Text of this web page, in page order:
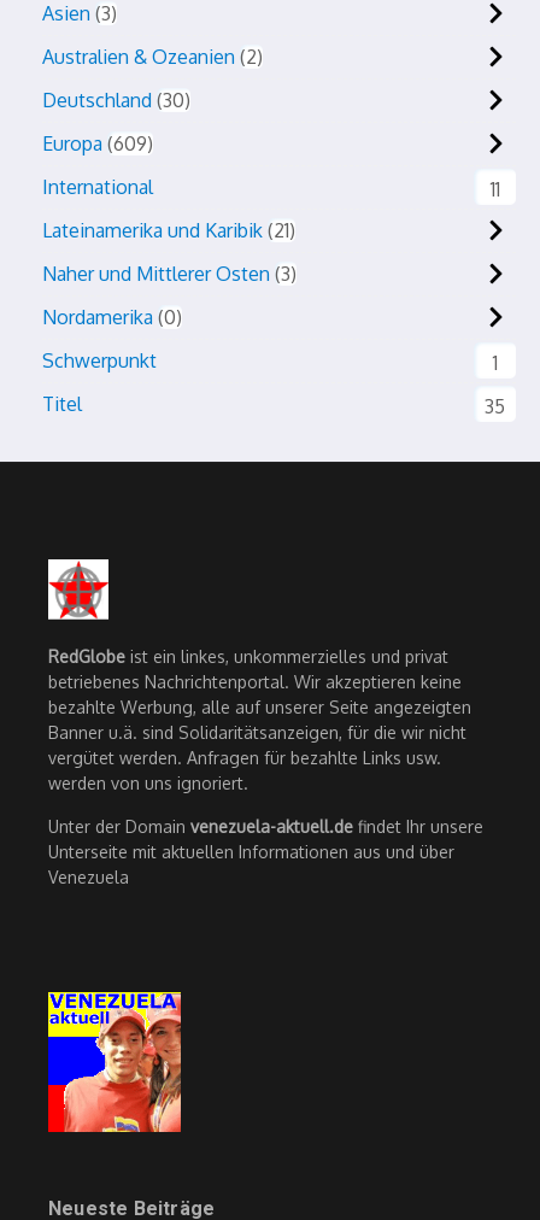
Asien 3
Australien & Ozeanien 2
Deutschland 30
Europa 609
International
11
Lateinamerika und Karibik 21
Naher und Mittlerer Osten 3
Nordamerika 0
Schwerpunkt
1
Titel
35
RedGlobe ist ein linkes, unkommerzielles und privat
betriebenes Nachrichtenportal. Wir akzeptieren keine
bezahlte Werbung, alle auf unserer Seite angezeigten
Banner u.ä. sind Solidaritätsanzeigen, für die wir nicht
vergütet werden. Anfragen für bezahlte Links usw.
werden von uns ignoriert.
Unter der Domain venezuela-aktuell.de findet Ihr unsere
Unterseite mit aktuellen Informationen aus und über
Venezuela
Neueste Beiträge